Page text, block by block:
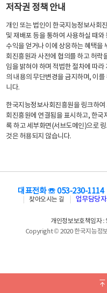
저작권 정책 안내
개인 또는 법인이 한국지능정보사회
및 재배포 등을 통하여 사용하실 때
수익을 얻거나 이에 상응하는 혜택을
회진흥원과 사전에 협의를 하고 허
임을 밝혀야 하며 적법한 절차에 따
의 내용의 무단변경을 금지하며, 이
니다.
한국지능정보사회진흥원을 링크하
회진흥원에 연결됨을 표시하고, 한
록 하고 세부화면(서브도메인)으로
것은 허용되지 않습니다.
대표전화 ☏ 053-230-1114
찾아오시는 길
업무담당자
개인정보보호책임자 :
Copyright © 2020 한국지능정